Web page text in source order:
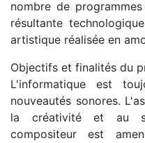
nombre de
résultante
artistique réalisée en
Objectifs et finalités du
L'informatique est
nouveautés sonores.
la créativité et au
compositeur est